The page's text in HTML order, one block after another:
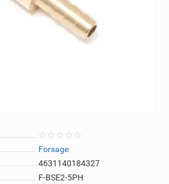
Forsage
4631140184327
F-BSE2-5PH